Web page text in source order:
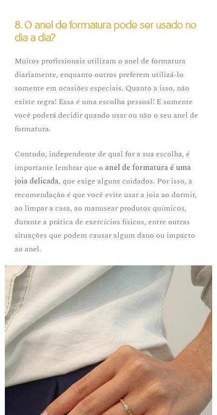
8. O anel de formatura pode ser usado no
dia a dia?
Muitos profissionais utilizam o anel de formatura
diariamente, enquanto outros preferem utilizá-lo
somente em ocasiões especiais. Quanto a isso, não
existe regra! Essa é uma escolha pessoal! E somente
você poderá decidir quando usar ou não o seu anel de
formatura.
Contudo, independente de qual for a sua escolha, é
importante lembrar que o anel de formatura é uma
joia delicada, que exige alguns cuidados. Por isso, a
recomendação é que você evite usar a joia ao dormir,
ao limpar a casa, ao manusear produtos químicos,
durante a prática de exercícios físicos, entre outras
situações que podem causar algum dano ou impacto
ao anel.